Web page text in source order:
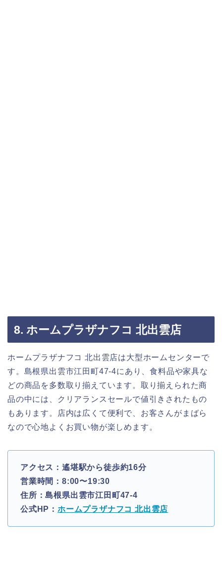
8. ホームプラザナフコ 北出雲店
ホームプラザナフコ 北出雲店は大型ホームセンターで
す。島根県出雲市江田町47-4にあり、食料品や家具な
どの商品を多数取り揃えています。取り揃えられた商
品の中には、クリアランスセールで値引きされたもの
もあります。店内は広くて便利で、お客さんがまばら
なので心地よくお買い物が楽しめます。
アクセス：遙堪駅から徒歩約16分
営業時間：8:00〜19:30
住所：島根県出雲市江田町47-4
公式HP： ホームプラザナフコ 北出雲店